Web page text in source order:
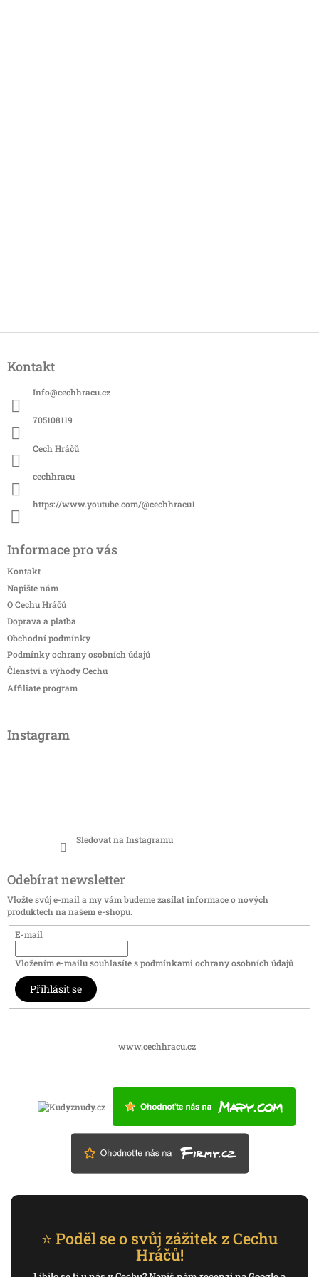
pKontakt
Info@cechhracu.cz
705108119
Cech Hráčů
cechhracu
https://www.youtube.com/@cechhracu1
Informace pro vás
Kontakt
Napište nám
O Cechu Hráčů
Doprava a platba
Obchodní podmínky
Podmínky ochrany osobních údajů
Členství a výhody Cechu
Affiliate program
Instagram
Sledovat na Instagramu
Odebírat newsletter
Vložte svůj e-mail a my vám budeme zasílat informace o nových
produktech na našem e-shopu.
E-mail
Vložením e-mailu souhlasíte spodmínkami ochrany osobních údajů
Přihlásit se
www.cechhracu.cz
⭐ Poděl se o svůj zážitek z Cechu
Hráčů!